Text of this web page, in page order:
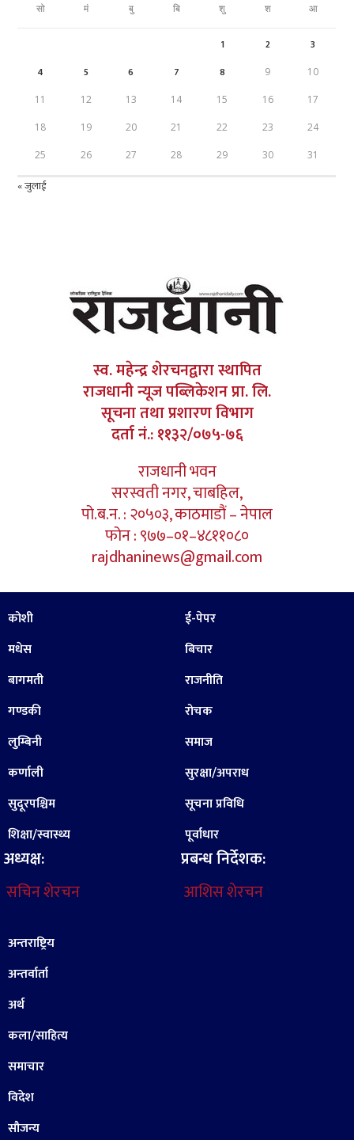
सो मं बु बि शु श आ
1 2
3
4
5 6 7 8 9 10
11 12 13 14 15 16 17
18 19 20 21 22 23 24
25 26 27 28 29 30 31
« जुलाई
स्व. महेन्द्र शेरचनद्वारा स्थापित
राजधानी न्यूज पब्लिकेशन प्रा. लि.
सूचना तथा प्रशारण विभाग
दर्ता नं.: ११३२/०७५-७६
राजधानी भवन
सरस्वती नगर, चाबहिल,
पो.ब.न. : २०५०३, काठमाडौं – नेपाल
फोन : ९७७–०१–४८११०८०
rajdhaninews@gmail.com
कोशी
मधेस
बागमती
गण्डकी
लुम्बिनी
कर्णाली
सुदूरपश्चिम
शिक्षा/स्वास्थ्य
अध्यक्ष:
सचिन शेरचन
ई-पेपर
बिचार
राजनीति
रोचक
समाज
सुरक्षा/अपराध
सूचना प्रविधि
पूर्वाधार
प्रबन्ध निर्देशक:
आशिस शेरचन
अन्तराष्ट्रिय
अन्तर्वार्ता
अर्थ
कला/साहित्य
समाचार
विदेश
सौजन्य